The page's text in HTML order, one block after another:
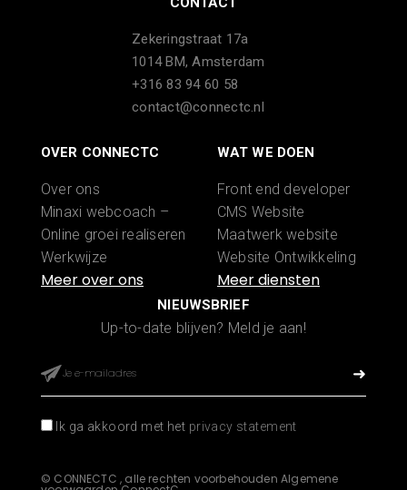
Zekeringstraat 17a
1014 BM, Amsterdam
+316 83 94 60 58
contact@connectc.nl
OVER CONNECTC
Over ons
Minaxi webcoach –
Online groei realiseren
Werkwijze
Portfolio
WAT WE DOEN
Front end developer
CMS Website
Maatwerk website
Website Ontwikkeling
WooCommerce
webshop laten maken
Shopify webshop
App ontwikkelen
optimalisatie
Online Weboplossing
NIEUWSBRIEF
Up-to-date blijven? Meld je aan!
Ik ga akkoord met het privacy statement
© CONNECTC , alle rechten voorbehoudenAlgemene